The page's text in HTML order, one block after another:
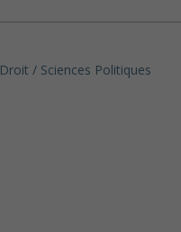
Droit / Sciences Politiques